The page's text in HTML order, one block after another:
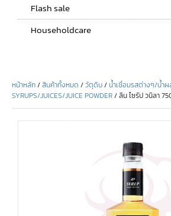
Flash sale
Householdcare
หน้าหลัก/สินค้าทั้งหมด /วัตุดิบ/น้ำเชื่อมรสต่างๆ/น้ำ
SYRUPS/JUICES/JUICE POWDER/ ลิน ไซรัป วนิลา